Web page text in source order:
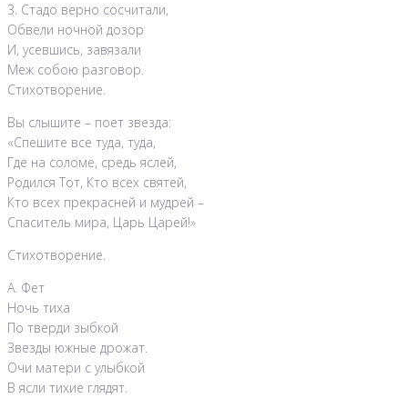
3. Стадо верно сосчитали,
Обвели ночной дозор
И, усевшись, завязали
Меж собою разговор.
Стихотворение.
Вы слышите – поет звезда:
«Спешите все туда, туда,
Где на соломе, средь яслей,
Родился Тот, Кто всех святей,
Кто всех прекрасней и мудрей –
Спаситель мира, Царь Царей!»
Стихотворение.
А. Фет
Ночь тиха
По тверди зыбкой
Звезды южные дрожат.
Очи матери с улыбкой
В ясли тихие глядят.